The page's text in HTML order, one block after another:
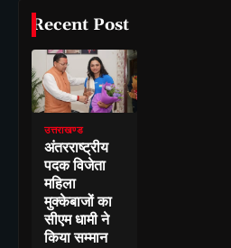
Recent Post
उत्तराखण्ड
अंतरराष्ट्रीय
पदक विजेता
महिला
मुक्केबाजों का
सीएम धामी ने
किया सम्मान